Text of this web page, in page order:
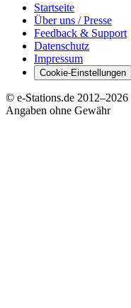
Startseite
Über uns / Presse
Feedback & Support
Datenschutz
Impressum
Cookie-Einstellungen
© e-Stations.de 2012–2026
Angaben ohne Gewähr